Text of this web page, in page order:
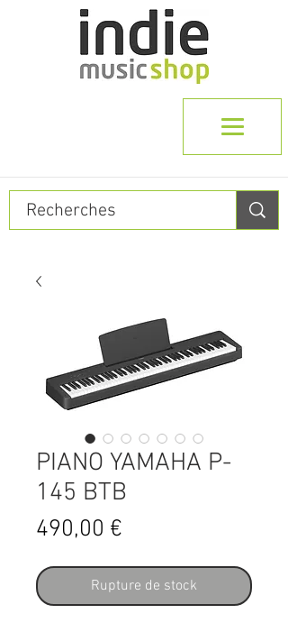
PIANO YAMAHA P-
145 BTB
490,00 €
Rupture de stock